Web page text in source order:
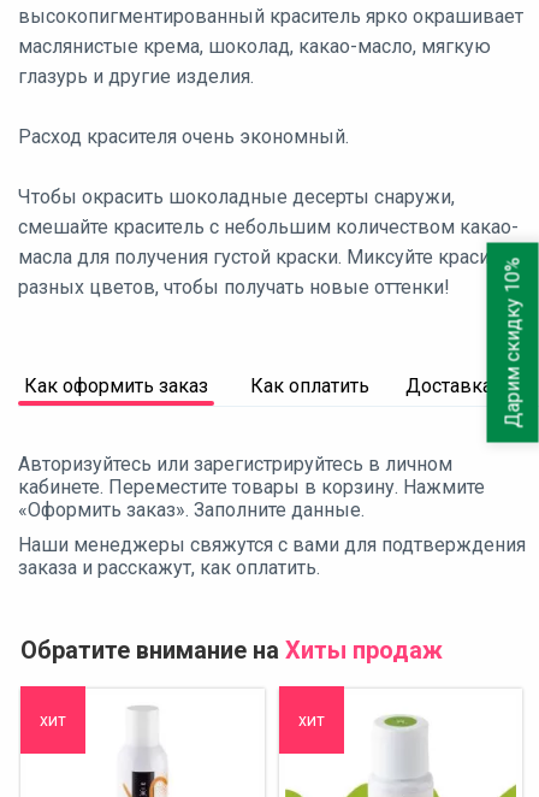
высокопигментированный краситель ярко окрашивает
маслянистые крема, шоколад, какао-масло, мягкую
глазурь и другие изделия.
Расход красителя очень экономный.
Чтобы окрасить шоколадные десерты снаружи,
смешайте краситель с небольшим количеством какао-
масла для получения густой краски. Миксуйте красители
разных цветов, чтобы получать новые оттенки!
Как оформить заказ Как оплатить Доставка
Авторизуйтесь или зарегистрируйтесь в личном
кабинете. Переместите товары в корзину. Нажмите
«Оформить заказ». Заполните данные.
Наши менеджеры свяжутся с вами для подтверждения
заказа и расскажут, как оплатить.
Обратите внимание на Хиты продаж
хит хит
Дарим скидку 10%